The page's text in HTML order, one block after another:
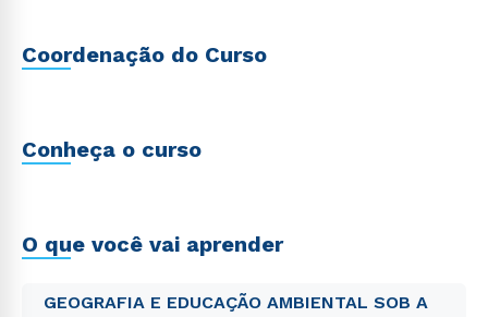
Coordenação do Curso
Conheça o curso
O que você vai aprender
GEOGRAFIA E EDUCAÇÃO AMBIENTAL SOB A